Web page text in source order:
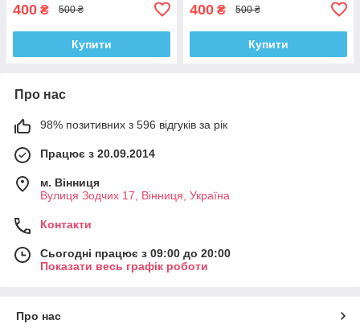
400 ₴ 500 ₴
Купити
400 ₴ 500 ₴
Купити
Про нас
98% позитивних з 596 відгуків за рік
Працює з 20.09.2014
м. Вінниця
Вулиця Зодчих 17, Вінниця, Україна
Контакти
Сьогодні працює з 09:00 до 20:00
Показати весь графік роботи
Про нас